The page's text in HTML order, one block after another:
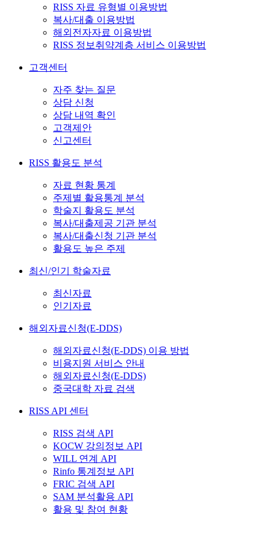
RISS 자료 유형별 이용방법
복사/대출 이용방법
해외전자자료 이용방법
RISS 정보취약계층 서비스 이용방법
고객센터
자주 찾는 질문
상담 신청
상담 내역 확인
고객제안
신고센터
RISS 활용도 분석
자료 현황 통계
주제별 활용통계 분석
학술지 활용도 분석
복사/대출제공 기관 분석
복사/대출신청 기관 분석
활용도 높은 주제
최신/인기 학술자료
최신자료
인기자료
해외자료신청(E-DDS)
해외자료신청(E-DDS) 이용 방법
비용지원 서비스 안내
해외자료신청(E-DDS)
중국대학 자료 검색
RISS API 센터
RISS 검색 API
KOCW 강의정보 API
WILL 연계 API
Rinfo 통계정보 API
FRIC 검색 API
SAM 분석활용 API
활용 및 참여 현황